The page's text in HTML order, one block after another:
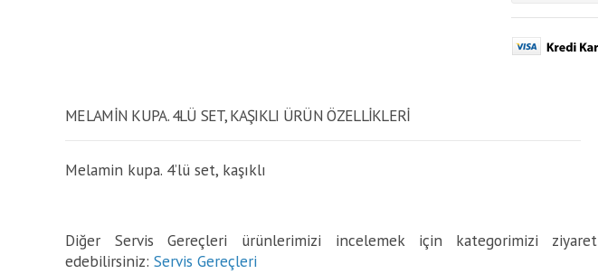
MELAMIN KUPA. 4LÜ SET, KAŞIKLI ÜRÜN ÖZELLİKLERİ
Melamin kupa. 4’lü set, kaşıklı
Diğer Servis Gereçleri ürünlerimizi incelemek için kategorimizi ziyaret
edebilirsiniz: Servis Gereçleri